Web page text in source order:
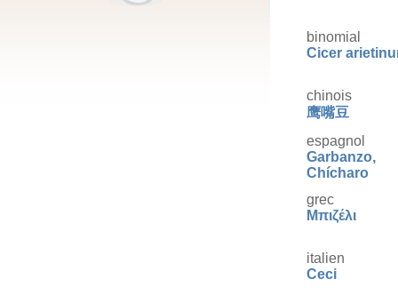
binomial
Cicer
chinois
鹰嘴豆
espagnol
Garbanzo,
Chícharo
grec
Μπιζέλι
italien
Ceci